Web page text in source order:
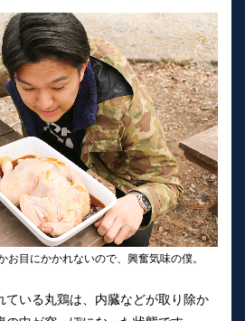
お目にかかれないので、興奮気味の僕。
ている丸鶏は、内臓などが取り除か